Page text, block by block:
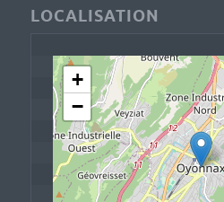
LOCALISATION
+
−